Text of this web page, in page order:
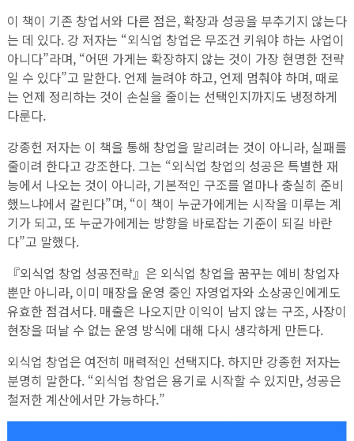
이 책이 기존 창업서와 다른 점은, 확장과 성공을 부추기지 않는다
는 데 있다. 강 저자는 “외식업 창업은 무조건 키워야 하는 사업이
아니다”라며, “어떤 가게는 확장하지 않는 것이 가장 현명한 전략
일 수 있다”고 말한다. 언제 늘려야 하고, 언제 멈춰야 하며, 때로
는 언제 정리하는 것이 손실을 줄이는 선택인지까지도 냉정하게
다룬다.
강종헌 저자는 이 책을 통해 창업을 말리려는 것이 아니라, 실패를
줄이려 한다고 강조한다. 그는 “외식업 창업의 성공은 특별한 재
능에서 나오는 것이 아니라, 기본적인 구조를 얼마나 충실히 준비
했느냐에서 갈린다”며, “이 책이 누군가에게는 시작을 미루는 계
기가 되고, 또 누군가에게는 방향을 바로잡는 기준이 되길 바란
다”고 말했다.
『외식업 창업 성공전략』은 외식업 창업을 꿈꾸는 예비 창업자
뿐만 아니라, 이미 매장을 운영 중인 자영업자와 소상공인에게도
유효한 점검서다. 매출은 나오지만 이익이 남지 않는 구조, 사장이
현장을 떠날 수 없는 운영 방식에 대해 다시 생각하게 만든다.
외식업 창업은 여전히 매력적인 선택지다. 하지만 강종헌 저자는
분명히 말한다. “외식업 창업은 용기로 시작할 수 있지만, 성공은
철저한 계산에서만 가능하다.”